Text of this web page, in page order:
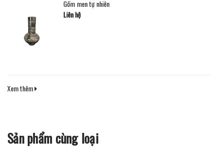
Gốm men tự nhiên
Liên hệ
Xem thêm
Sản phẩm cùng loại